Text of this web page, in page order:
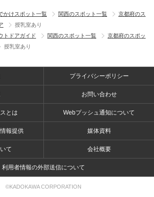
かけスポット一覧 関西のスポット一覧
京都府のス
授乳室あり
トドアガイド 関西のスポット一覧
京都府のスポッ
授乳室あり
プライバシーポリシー
お問い合わせ
とは Webプッシュ通知について
報提供 媒体資料
て 会社概要
利用者情報の外部送信について
©KADOKAWA CORPORATION